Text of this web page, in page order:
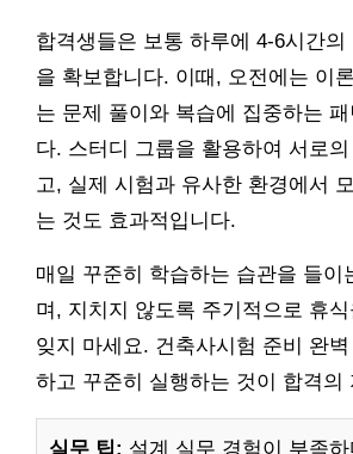
합격생들은 보통 하루에 4-6시간
을 확보합니다. 이때, 오전에는 이
는 문제 풀이와 복습에 집중하는
다. 스터디 그룹을 활용하여 서로
고, 실제 시험과 유사한 환경에서
는 것도 효과적입니다.
매일 꾸준히 학습하는 습관을 들이
며, 지치지 않도록 주기적으로 휴
잊지 마세요. 건축사시험 준비 완
하고 꾸준히 실행하는 것이 합격의
실무 팁: 설계 실무 경험이 부족